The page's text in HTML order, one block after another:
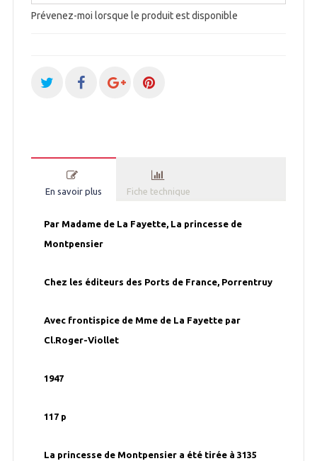
Prévenez-moi lorsque le produit est disponible
En savoir plus Fiche technique
Par Madame de La Fayette, La princesse de
Montpensier
Chez les éditeurs des Ports de France, Porrentruy
Avec frontispice de Mme de La Fayette par
Cl.Roger-Viollet
1947
117 p
La princesse de Montpensier a été tirée à 3135